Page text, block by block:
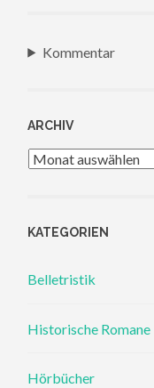
Kommentar
ARCHIV
Archiv
KATEGORIEN
Belletristik
Historische Romane
Hörbücher